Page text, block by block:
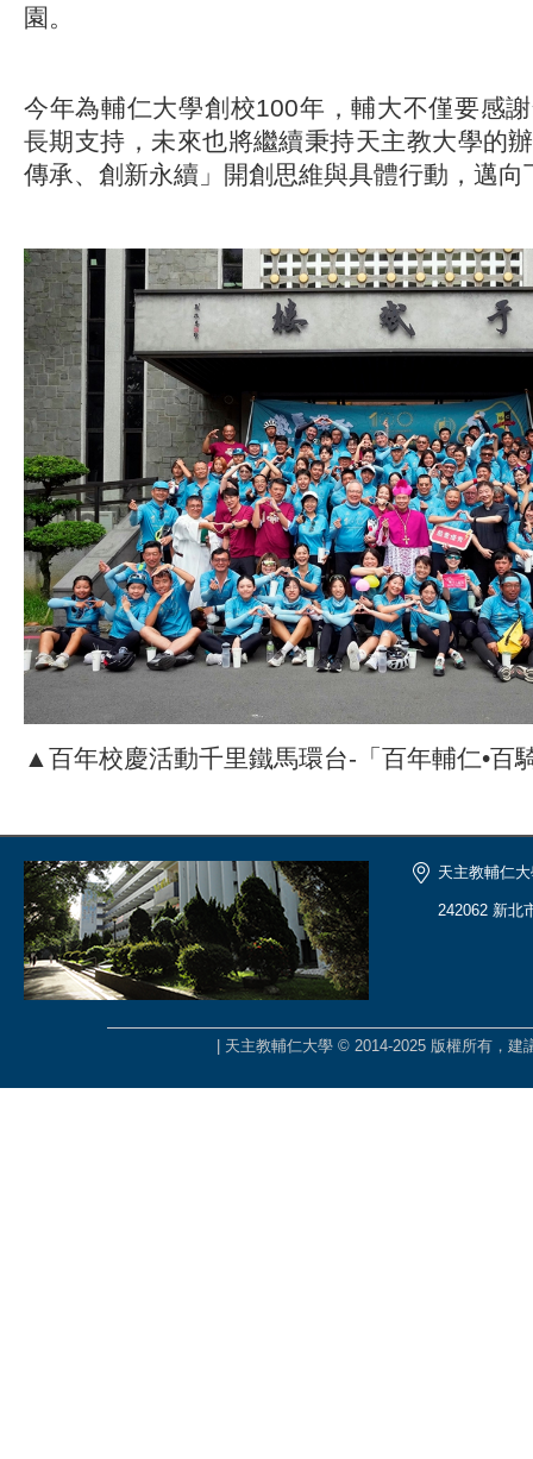
園。
今年為輔仁大學創校100年，輔大不僅要感
長期支持，未來也將繼續秉持天主教大學的
傳承、創新永續」開創思維與具體行動，邁向
▲百年校慶活動千里鐵馬環台-「百年輔仁•百
天主教輔仁
242062 新北
| 天主教輔仁大學 © 2014-2025 版權所有，